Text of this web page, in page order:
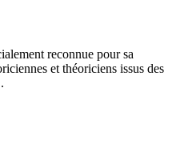
reconnue pour sa
et théoriciens issus des